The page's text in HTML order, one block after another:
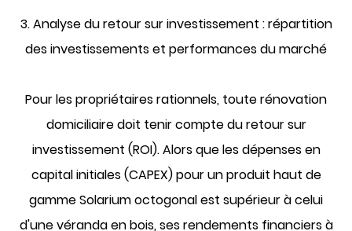
3. Analyse du retour sur investissement : répartition
des investissements et performances du marché
Pour les propriétaires rationnels, toute rénovation
domiciliaire doit tenir compte du retour sur
investissement (ROI). Alors que les dépenses en
capital initiales (CAPEX) pour un produit haut de
gammeSolarium octogonalest supérieur à celui
d'une véranda en bois, ses rendements financiers à